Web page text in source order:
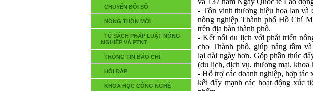
CHUYỂN ĐỔI SỐ
NÔNG THÔN MỚI
TỦ SÁCH PHÁP LUẬT NÔNG
NGHIỆP VÀ PTNT
THÔNG TIN BÁO CHÍ
HỎI ĐÁP
KHOA HỌC CÔNG NGHỆ
- Tôn vinh thương hiệu hoa lan và
nông nghiệp Thành phố Hồ Chí
trên địa bàn thành phố.
- Kết nối du lịch với phát triển
cho Thành phố, giúp nâng tầm
lại dài ngày hơn. Góp phần thúc
(du lịch, dịch vụ, thương mại, khoa
- Hỗ trợ các doanh nghiệp, hợp tác
kết đẩy mạnh các hoạt động xúc